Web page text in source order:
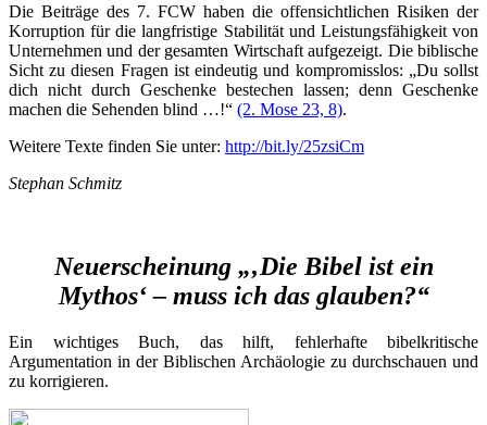
Die Beiträge des 7. FCW haben die offensichtlichen Risiken der
Korruption für die langfristige Stabilität und Leistungsfähigkeit von
Unternehmen und der gesamten Wirtschaft aufgezeigt. Die biblische
Sicht zu diesen Fragen ist eindeutig und kompromisslos: „Du sollst
dich nicht durch Geschenke bestechen lassen; denn Geschenke
machen die Sehenden blind …!“ (2. Mose 23, 8).
Weitere Texte finden Sie unter: http://bit.ly/25zsiCm
Stephan Schmitz
Neuerscheinung „‚Die Bibel ist ein
Mythos‘ – muss ich das glauben?“
Ein wichtiges Buch, das hilft, fehlerhafte bibelkritische
Argumentation in der Biblischen Archäologie zu durchschauen und
zu korrigieren.